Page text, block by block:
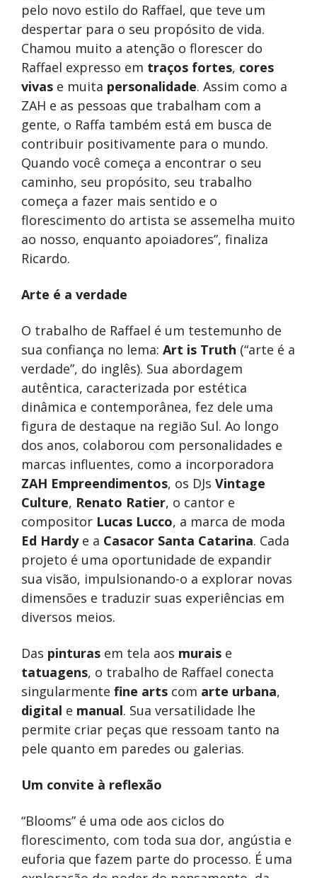
pelo novo estilo do Raffael, que teve um
despertar para o seu propósito de vida.
Chamou muito a atenção o florescer do
Raffael expresso em traços fortes, cores
vivas e muita personalidade. Assim como a
ZAH e as pessoas que trabalham com a
gente, o Raffa também está em busca de
contribuir positivamente para o mundo.
Quando você começa a encontrar o seu
caminho, seu propósito, seu trabalho
começa a fazer mais sentido e o
florescimento do artista se assemelha muito
ao nosso, enquanto apoiadores”, finaliza
Ricardo.
Arte é a verdade
O trabalho de Raffael é um testemunho de
sua confiança no lema: Art is Truth (“arte é a
verdade”, do inglês). Sua abordagem
autêntica, caracterizada por estética
dinâmica e contemporânea, fez dele uma
figura de destaque na região Sul. Ao longo
dos anos, colaborou com personalidades e
marcas influentes, como a incorporadora
ZAH Empreendimentos, os DJs Vintage
Culture, Renato Ratier, o cantor e
compositor Lucas Lucco, a marca de moda
Ed Hardye a Casacor Santa Catarina. Cada
projeto é uma oportunidade de expandir
sua visão, impulsionando-o a explorar novas
dimensões e traduzir suas experiências em
diversos meios.
Das pinturas em tela aos murais e
tatuagens, o trabalho de Raffael conecta
singularmente fine arts com arte urbana,
digital e manual. Sua versatilidade lhe
permite criar peças que ressoam tanto na
pele quanto em paredes ou galerias.
Um convite à reflexão
“Blooms” é uma ode aos ciclos do
florescimento, com toda sua dor, angústia e
euforia que fazem parte do processo. É uma